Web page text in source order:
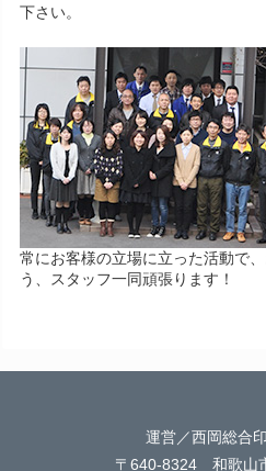
下さい。
常にお客様の立場に立った活動で
う、スタッフ一同頑張ります！
運営／西岡総合
〒640-8324 和歌山